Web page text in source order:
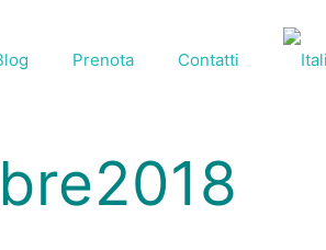
Prenota Contatti